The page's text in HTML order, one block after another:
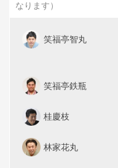
なります）
笑福亭智丸
笑福亭鉄瓶
桂慶枝
林家花丸